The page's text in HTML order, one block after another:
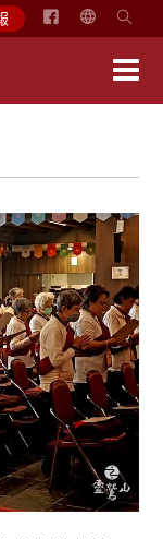
简
學習分享